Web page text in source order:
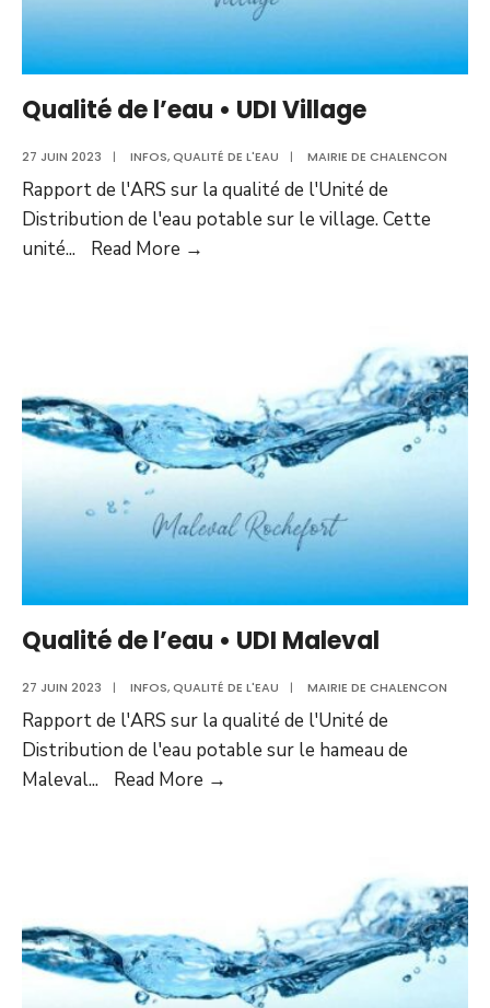
Qualité de l’eau • UDI Village
27 JUIN 2023 | INFOS,QUALITÉ DE L'EAU | MAIRIE DE CHALENCON
Rapport de l'ARS sur la qualité de l'Unité de
Distribution de l'eau potable sur le village. Cette
unité... Read More →
Village
Qualité de l’eau • UDI Maleval
27 JUIN 2023 | INFOS,QUALITÉ DE L'EAU | MAIRIE DE CHALENCON
Rapport de l'ARS sur la qualité de l'Unité de
Distribution de l'eau potable sur le hameau de
Maleval... Read More →
Maleval